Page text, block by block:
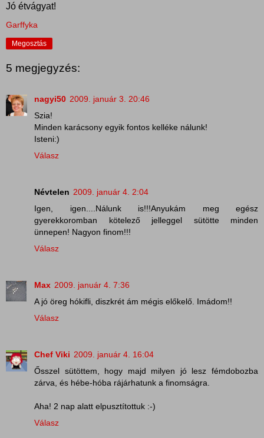
Jó étvágyat!
Garffyka
Megosztás
5 megjegyzés:
nagyi50 2009. január 3. 20:46
Szia!
Minden karácsony egyik fontos kelléke nálunk!
Isteni:)
Válasz
Névtelen 2009. január 4. 2:04
Igen, igen....Nálunk is!!!Anyukám meg egész
gyerekkoromban kötelező jelleggel sütötte minden
ünnepen! Nagyon finom!!!
Válasz
Max 2009. január 4. 7:36
A jó öreg hókifli, diszkrét ám mégis előkelő. Imádom!!
Válasz
Chef Viki 2009. január 4. 16:04
Ősszel sütöttem, hogy majd milyen jó lesz fémdobozba
zárva, és hébe-hóba rájárhatunk a finomságra.
Aha! 2 nap alatt elpusztítottuk :-)
Válasz